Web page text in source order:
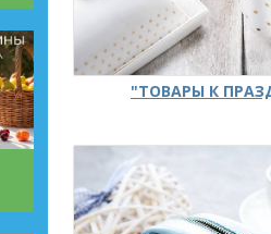
"ТОВАРЫ К